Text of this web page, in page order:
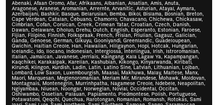
Abenaki, Afaan Oromo, Afar, Afrikaans, Albanian, Alsatian, Amis, Anuta,
Aragonese, Aranese, Aromanian, Arrernte, Arvanitic, Asturian, Atayal, Aymara,
Azerbaijani, Bashkir, Basque, Belarusian, Bemba, Bikol, Bislama, Bosnian, Breton,
Cape Verdean, Catalan, Cebuano, Chamorro, Chavacano, Chichewa, Chickasaw,
Cimbrian, Cofan, Corsican, Creek, Crimean Tatar, Croatian, Czech, Danish,
Dawan, Delaware, Dholuo, Drehu, Dutch, English, Esperanto, Estonian, Faroese,
Fijian, Filipino, Finnish, Folkspraak, French, Frisian, Friulian, Gagauz, Galician,
Ganda, Genoese, German, Gikuyu, Gooniyandi, Greenlandic, Guadeloupean,
Gwichin, Haitian Creole, Han, Hawaiian, Hiligaynon, Hopi, Hotcak, Hungarian,
Icelandic, Ido, Ilocano, Indonesian, Interglossa, Interlingua, Irish, Istroromanian,
Italian, Jamaican, Javanese, Jerriais, Kaingang, Kala Lagaw Ya, Kapampangan,
Kaqchikel, Karakalpak, Karelian, Kashubian, Kikongo, Kinyarwanda, Kiribati,
Kirundi, Klingon, Kurdish, Ladin, Latin, Latino Sine, Latvian, Lithuanian, Lojban,
Lombard, Low Saxon, Luxembourgish, Maasai, Makhuwa, Malay, Maltese, Manx,
Maori, Marquesan, Meglenoromanian, Meriam Mir, Mirandese, Mohawk, Moldovan,
Montagnais, Montenegrin, Murrinhpatha, Nagamese Creole, Ndebele, Neapolitan,
Ngiyambaa, Niuean, Noongar, Norwegian, Novial, Occidental, Occitan,
Oshiwambo, Ossetian, Palauan, Papiamento, Piedmontese, Polish, Portuguese,
Potawatomi, Qeqchi, Quechua, Rarotongan, Romanian, Romansh, Rotokas, Sami